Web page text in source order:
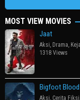
MOST VIEW MOVIES
Jaat
Aksi, Drama,
1318 Views
Bigfoot
Aksi, Cerita Fiksi